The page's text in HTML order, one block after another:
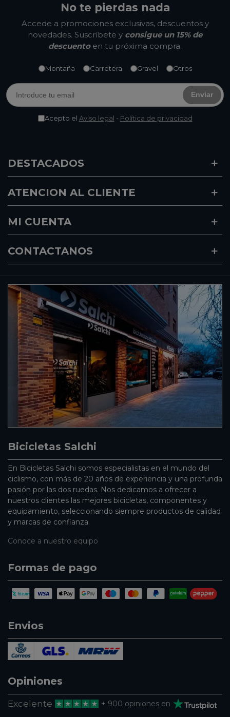
No te pierdas nada
Accede a promociones exclusivas, descuentos y
novedades. Suscríbete y consigue un 15% de
descuentoen tu próxima compra.
Montaña Carretera Gravel Otros
Enviar
Acepto el Aviso legal - Política de privacidad
DESTACADOS
ATENCION AL CLIENTE
MI CUENTA
CONTACTANOS
Bicicletas Salchi
En Bicicletas Salchi somos especialistas en el mundo del
ciclismo, con más de 20 años de experiencia y una profunda
pasión por las dos ruedas. Nos dedicamos a ofrecer a
nuestros clientes las mejores bicicletas, componentes y
equipamiento, seleccionando siempre productos de calidad
y marcas de confianza.
Conoce a nuestro equipo
Formas de pago
Envios
Opiniones
Excelente + 900 opiniones en